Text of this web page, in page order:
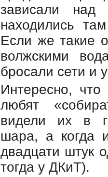
зависали над
находились
Если же такие
волжскими
бросали сети и
Интересно,
любят
видели их в
шара, а когда
двадцати штук
тогда у ДКиТ).